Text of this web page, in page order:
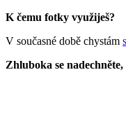
K čemu fotky využiješ?
V současné době chystám
Zhluboka se